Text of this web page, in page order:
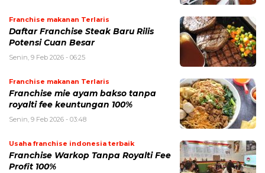
Franchise makanan Terlaris
Daftar Franchise Steak Baru Rilis
Potensi Cuan Besar
Senin, 9 Feb 2026 - 06:25
Franchise makanan Terlaris
Franchise mie ayam bakso tanpa
royalti fee keuntungan 100%
Senin, 9 Feb 2026 - 03:48
Usaha franchise indonesia terbaik
Franchise Warkop Tanpa Royalti Fee
Profit 100%